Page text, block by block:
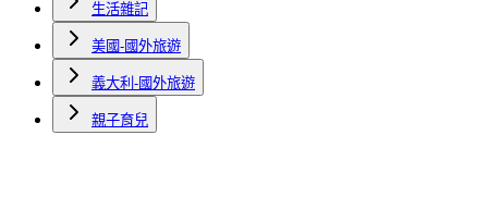
生活雜記
美國-國外旅遊
義大利-國外旅遊
親子育兒